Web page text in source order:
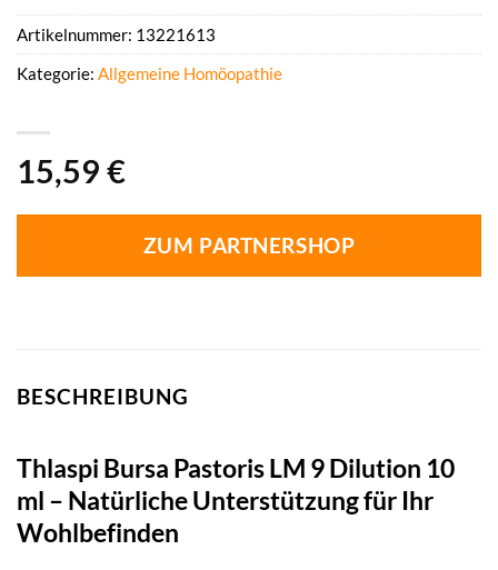
15,59 €
ZUM PARTNERSHOP
Artikelnummer: 13221613
Kategorie: Allgemeine Homöopathie
BESCHREIBUNG
Thlaspi Bursa Pastoris LM 9 Dilution 10
ml – Natürliche Unterstützung für Ihr
Wohlbefinden